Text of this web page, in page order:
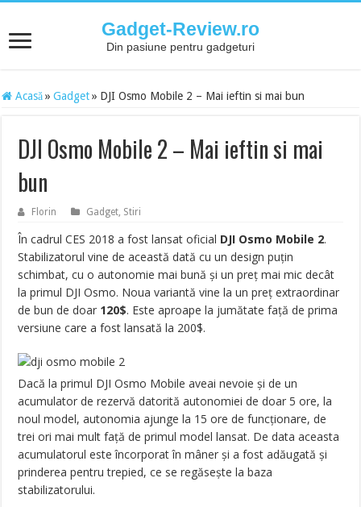
Gadget-Review.ro
Din pasiune pentru gadgeturi
Acasă » Gadget » DJI Osmo Mobile 2 – Mai ieftin si mai bun
DJI Osmo Mobile 2 – Mai ieftin si mai
bun
Florin Gadget, Stiri
În cadrul CES 2018 a fost lansat oficial DJI Osmo Mobile 2.
Stabilizatorul vine de această dată cu un design puțin
schimbat, cu o autonomie mai bună și un preț mai mic decât
la primul DJI Osmo. Noua variantă vine la un preț extraordinar
de bun de doar 120$. Este aproape la jumătate față de prima
versiune care a fost lansată la 200$.
Dacă la primul DJI Osmo Mobile aveai nevoie și de un
acumulator de rezervă datorită autonomiei de doar 5 ore, la
noul model, autonomia ajunge la 15 ore de funcționare, de
trei ori mai mult față de primul model lansat. De data aceasta
acumulatorul este încorporat în mâner și a fost adăugată și
prinderea pentru trepied, ce se regăsește la baza
stabilizatorului.